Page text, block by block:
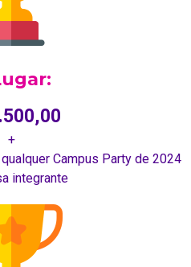
+
Campus Party de 2024
integrante